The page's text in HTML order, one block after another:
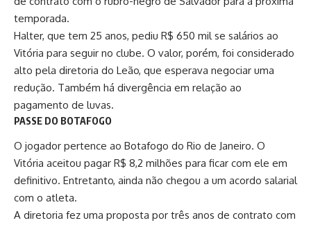
temporada.
Halter, que tem 25 anos, pediu R$ 650 mil se salários ao
Vitória para seguir no clube. O valor, porém, foi considerado
alto pela diretoria do Leão, que esperava negociar uma
redução. Também há divergência em relação ao
pagamento de luvas.
PASSE DO BOTAFOGO
O jogador pertence ao Botafogo do Rio de Janeiro. O
Vitória aceitou pagar R$ 8,2 milhões para ficar com ele em
definitivo. Entretanto, ainda não chegou a um acordo salarial
com o atleta.
A diretoria fez uma proposta por três anos de contrato com